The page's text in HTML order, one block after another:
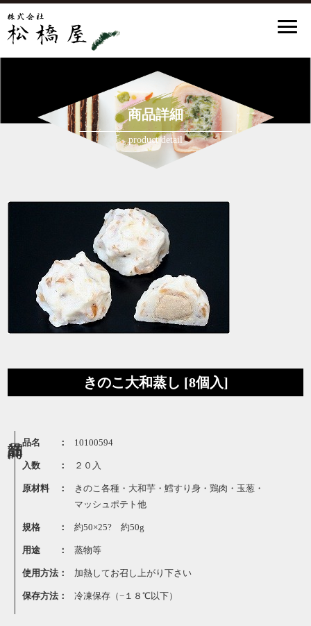
商品詳細
product detail
きのこ大和蒸し [8個入]
品名 ： 10100594
入数 ： ２０入
原材料 ：
きのこ各種・大和芋・鱈すり身・鶏肉・玉葱・
マッシュポテト他
規格 ： 約50×25? 約50g
用途 ： 蒸物等
使用方法： 加熱してお召し上がり下さい
保存方法： 冷凍保存（−１８℃以下）